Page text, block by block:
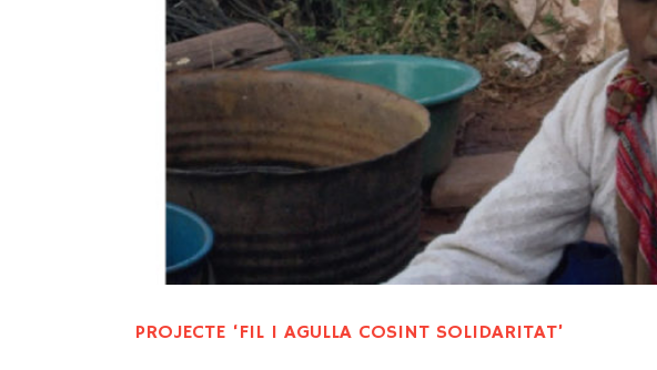
PROJECTE ‘FIL I AGULLA COSINT SOLIDARITAT’